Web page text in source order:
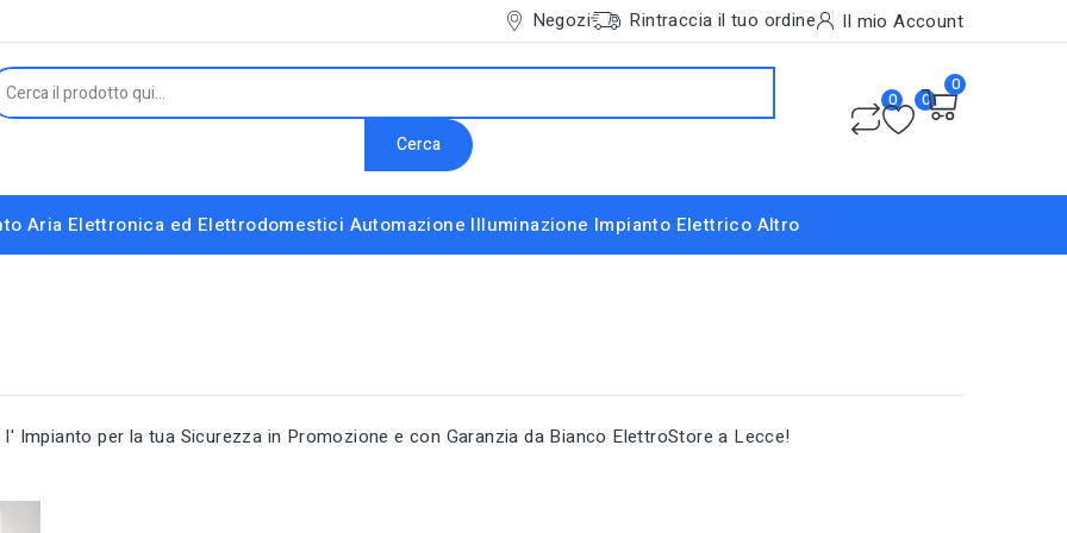
Negozi Rintraccia il tuo ordine Il mio Account
Cerca
0 0
0
Aria Elettronica ed Elettrodomestici Automazione Illuminazione Impianto Elettrico Altro
l' Impianto per la tua Sicurezza in Promozione e con Garanzia da Bianco ElettroStore a Lecce!